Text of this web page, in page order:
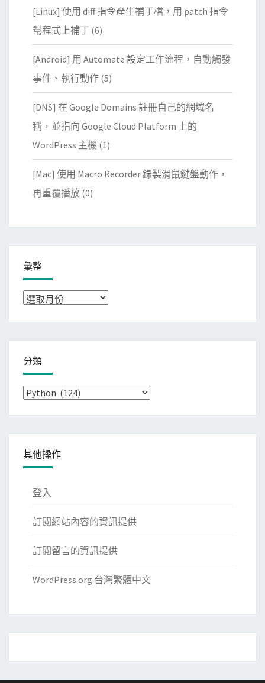
[Linux] 使用 diff 指令產生補丁檔，用 patch 指令
幫程式上補丁 (6)
[Android] 用 Automate 設定工作流程，自動觸發
事件、執行動作 (5)
[DNS] 在 Google Domains 註冊自己的網域名
稱，並指向 Google Cloud Platform 上的
WordPress 主機 (1)
[Mac] 使用 Macro Recorder 錄製滑鼠鍵盤動作，
再重覆播放 (0)
彙整
彙
分類
分
其他操作
登入
訂閱網站內容的資訊提供
訂閱留言的資訊提供
WordPress.org 台灣繁體中文